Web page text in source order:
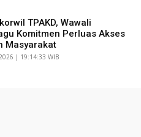
TPAKD, Wawali
Komitmen Perluas Akses
Masyarakat
| 19:14:33 WIB